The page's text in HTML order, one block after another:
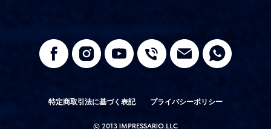
特定商取引法に基づく表記 プライバシーポリシー
© 2013 IMPRESSARIO.LLC